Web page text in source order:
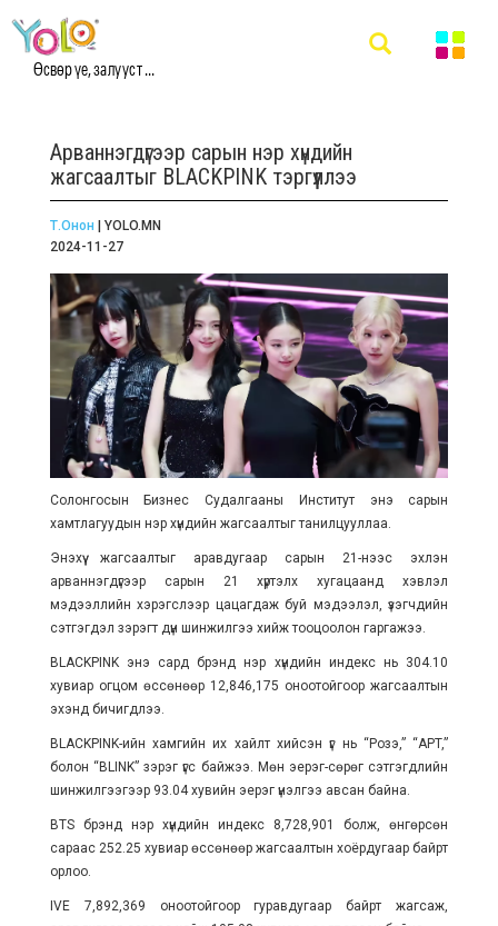
Өсвөр үе, залууст ...
Арваннэгдүгээр сарын нэр хүндийн
жагсаалтыг BLACKPINK тэргүүллээ
Т.Онон | YOLO.MN
2024-11-27
Солонгосын Бизнес Судалгааны Институт энэ сарын
хамтлагуудын нэр хүндийн жагсаалтыг танилцууллаа.
Энэхүү жагсаалтыг аравдугаар сарын 21-нээс эхлэн
арваннэгдүгээр сарын 21 хүртэлх хугацаанд хэвлэл
мэдээллийн хэрэгслээр цацагдаж буй мэдээлэл, үзэгчдийн
сэтгэгдэл зэрэгт дүн шинжилгээ хийж тооцоолон гаргажээ.
BLACKPINK энэ сард брэнд нэр хүндийн индекс нь 304.10
хувиар огцом өссөнөөр 12,846,175 оноотойгоор жагсаалтын
эхэнд бичигдлээ.
BLACKPINK-ийн хамгийн их хайлт хийсэн үг нь “Розэ,” “APT,”
болон “BLINK” зэрэг үгс байжээ. Мөн эерэг-сөрөг сэтгэгдлийн
шинжилгээгээр 93.04 хувийн эерэг үнэлгээ авсан байна.
BTS брэнд нэр хүндийн индекс 8,728,901 болж, өнгөрсөн
сараас 252.25 хувиар өссөнөөр жагсаалтын хоёрдугаар байрт
орлоо.
IVE 7,892,369 оноотойгоор гуравдугаар байрт жагсаж,